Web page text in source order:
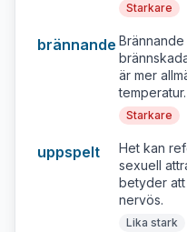
Starkare
brännande
är mer
temperatur.
Starkare
uppspelt
Het kan
sexuell
betyder
nervös.
Lika stark